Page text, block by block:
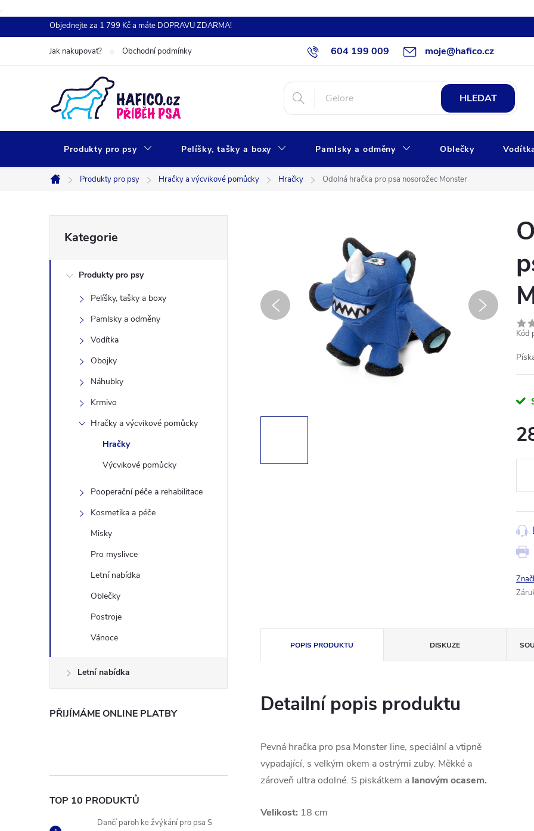
.
na
Objednejte za 1 799 Kč a máte DOPRAVU ZDARMA!
604 199 009 moje@hafico.cz
Jak nakupovat? Obchodní podmínky
HLEDAT
Produkty pro psy Pelíšky, tašky a boxy Pamlsky a odměny Oblečky
Domů
Produkty pro psy Hračky a výcvikové pomůcky Hračky Odolná hračka pro psa nosorožec Monster
o
kategorie
Kategorie
Produkty pro psy
Pelíšky, tašky a boxy
Pamlsky a odměny
Vodítka
Obojky
Náhubky
Krmivo
Hračky a výcvikové pomůcky
Hračky
Výcvikové pomůcky
Pooperační péče a rehabilitace
Kosmetika a péče
Misky
Pro myslivce
Letní nabídka
Oblečky
Postroje
Vánoce
Letní nabídka
PŘIJÍMÁME ONLINE PLATBY
TOP 10 PRODUKTŮ
Dančí paroh ke žvýkání pro psa S
Kód
POPIS PRODUKTU DISKUZE
Detailní popis produktu
Pevná hračka pro psa Monster line, speciální a vtipně
vypadající, s velkým okem a ostrými zuby. Měkké a
zároveň ultra odolné. S piskátkem a lanovým ocasem.
Velikost: 18 cm